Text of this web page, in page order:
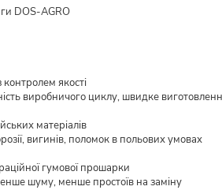
DOS-AGRO
якості
виробничого циклу, швидке
матеріалів
вигинів, поломок в польових умовах
гумової прошарки
шуму, менше простоїв на заміну